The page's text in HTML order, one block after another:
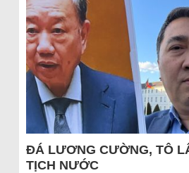
ĐÁ LƯƠNG CƯỜNG, TÔ
TỊCH NƯỚC